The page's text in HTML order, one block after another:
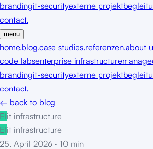
brandingit-securityexterne
contact.
menu
home.blog.case studies.referenzen.about
code labsenterprise infrastructure
brandingit-securityexterne
contact.
← back to blog
EIit infrastructure
EIit infrastructure
25. April 2026 · 10 min